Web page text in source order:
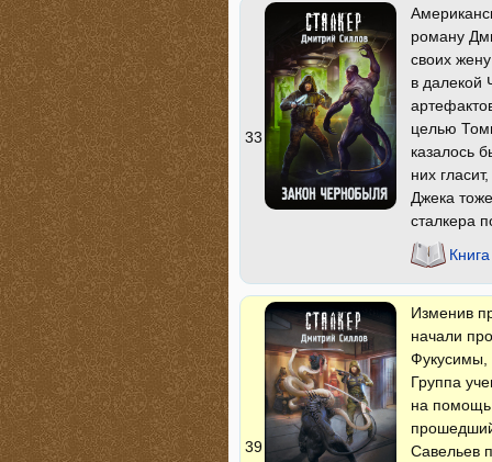
33
роману
своих
в далекой
целью
казалось
них
Джека
сталкера
39
Изменив
начали
Фукусимы,
Группа
на
Савельев